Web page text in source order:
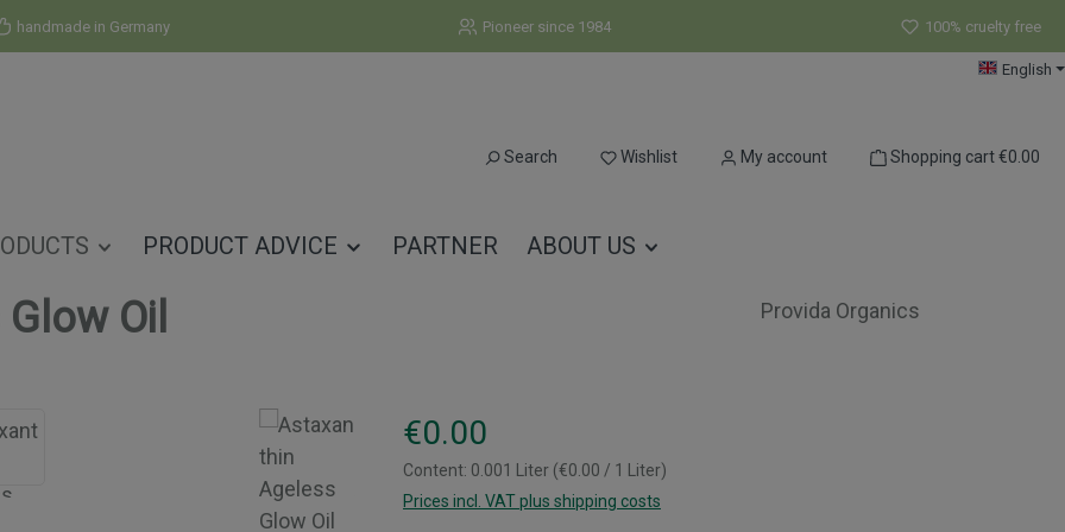
handmade in Germany Pioneer since 1984 100% cruelty free
English
Search WishlistYou have 0 wishlist items
My account Shopping cart€0.00
PRODUCT ADVICE PARTNER ABOUT US
Oil Provida Organics
Regular price:
€0.00
Content: 0.001 Liter (€0.00 / 1 Liter)
Prices incl. VAT plus shipping costs